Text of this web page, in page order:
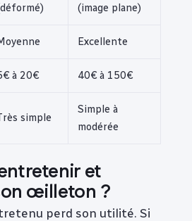
(image plane)
Excellente
à 20€ 40€ à 150€
simple
Simple à
modérée
et
œilleton ?
perd son utilité. Si